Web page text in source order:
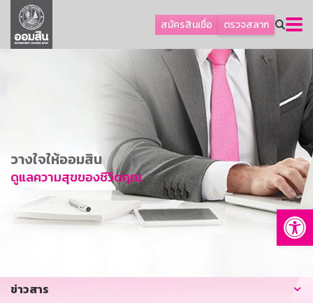
สมัครสินเชื่อ ตรวจสลาก
ลูกค้าธุรกิจ
ลูกค้าผู้ประกอบรายย่อย
การพัฒนาที่ยั่งยืน
ข่าวสาร
บริการทางการเงิน
อื่นๆ
วางใจให้ออมสิน
ดูแลความสุขของชีวิตคุณ
ข่าวสาร